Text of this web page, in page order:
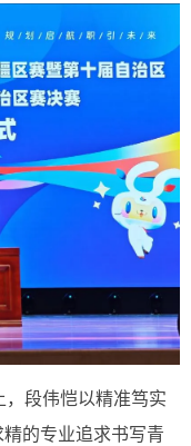
段伟恺以精准笃实
的专业追求书写青